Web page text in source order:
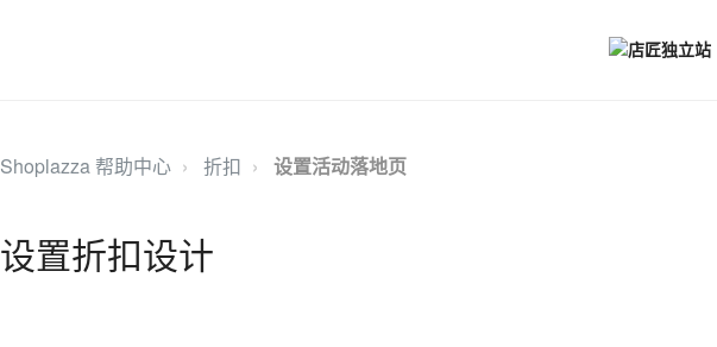
Shoplazza 帮助中心 折扣 设置活动落地页
设置折扣设计